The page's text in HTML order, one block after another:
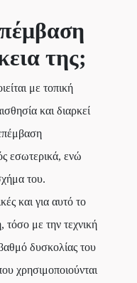
της;
με τοπική
και διαρκεί
εσωτερικά, ενώ
του.
και για αυτό το
τόσο με την τεχνική
δυσκολίας του
χρησιμοποιούνται